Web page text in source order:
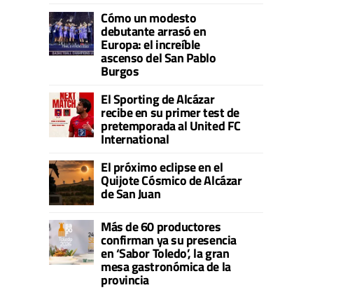
Cómo un modesto
debutante arrasó en
Europa: el increíble
ascenso del San Pablo
Burgos
El Sporting de Alcázar
recibe en su primer test de
pretemporada al United FC
International
El próximo eclipse en el
Quijote Cósmico de Alcázar
de San Juan
Más de 60 productores
confirman ya su presencia
en ‘Sabor Toledo’, la gran
mesa gastronómica de la
provincia